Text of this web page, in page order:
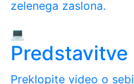
zelenega zaslona.
💻
Predstavitve
Preklopite video o sebi